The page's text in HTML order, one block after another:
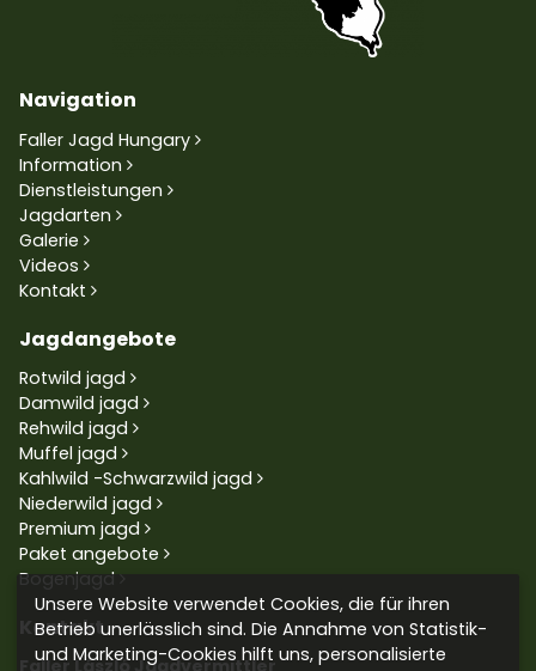
Navigation
Faller Jagd Hungary
Information
Dienstleistungen
Jagdarten
Galerie
Videos
Kontakt
Jagdangebote
Rotwild jagd
Damwild jagd
Rehwild jagd
Muffel jagd
Kahlwild -Schwarzwild jagd
Niederwild jagd
Premium jagd
Paket angebote
Bogenjagd
Kontakt
Unsere Website verwendet Cookies, die für ihren
Betrieb unerlässlich sind. Die Annahme von Statistik-
und Marketing-Cookies hilft uns, personalisierte